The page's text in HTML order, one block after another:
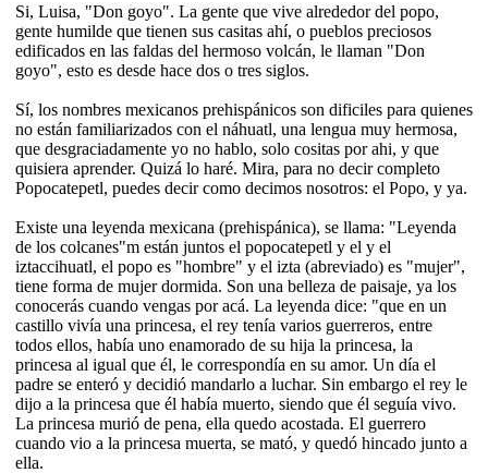
Si, Luisa, "Don goyo". La gente que vive alrededor del popo,
gente humilde que tienen sus casitas ahí, o pueblos preciosos
edificados en las faldas del hermoso volcán, le llaman "Don
goyo", esto es desde hace dos o tres siglos.
Sí, los nombres mexicanos prehispánicos son dificiles para quienes
no están familiarizados con el náhuatl, una lengua muy hermosa,
que desgraciadamente yo no hablo, solo cositas por ahi, y que
quisiera aprender. Quizá lo haré. Mira, para no decir completo
Popocatepetl, puedes decir como decimos nosotros: el Popo, y ya.
Existe una leyenda mexicana (prehispánica), se llama: "Leyenda
de los colcanes"m están juntos el popocatepetl y el y el
iztaccihuatl, el popo es "hombre" y el izta (abreviado) es "mujer",
tiene forma de mujer dormida. Son una belleza de paisaje, ya los
conocerás cuando vengas por acá. La leyenda dice: "que en un
castillo vivía una princesa, el rey tenía varios guerreros, entre
todos ellos, había uno enamorado de su hija la princesa, la
princesa al igual que él, le correspondía en su amor. Un día el
padre se enteró y decidió mandarlo a luchar. Sin embargo el rey le
dijo a la princesa que él había muerto, siendo que él seguía vivo.
La princesa murió de pena, ella quedo acostada. El guerrero
cuando vio a la princesa muerta, se mató, y quedó hincado junto a
ella.